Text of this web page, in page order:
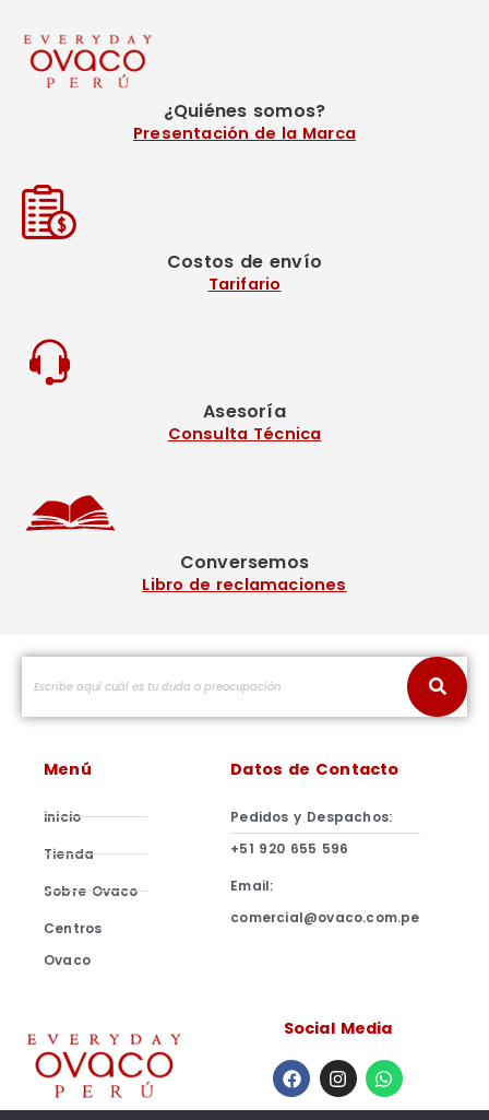
¿Quiénes somos?
Presentación de la Marca
Costos de envío
Tarifario
Asesoría
Consulta Técnica
Conversemos
Libro de reclamaciones
Menú
inicio
Tienda
Sobre Ovaco
Centros
Ovaco
Datos de Contacto
Pedidos y Despachos:
+51 920 655 596
Email:
comercial@ovaco.com.pe
Social Media
F
a
c
I
n
s
W
h
a